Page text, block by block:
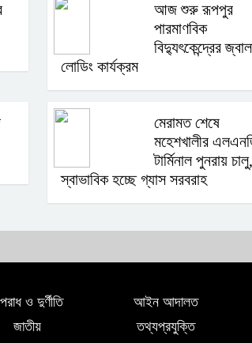
আজ শুরু রূপপুর
পারমাণবিক
বিদ্যুৎকেন্দ্রের
লোডিং কার্যক্রম
মেরামত শেষে
মহেশখালীর
টার্মিনাল পুনরায় চালু,
স্বাভাবিক হচ্ছে গ্যাস সরবরাহ
ও দুর্ণীতি আইন আদালত
জাতীয়
তথ্যপ্রযুক্তি